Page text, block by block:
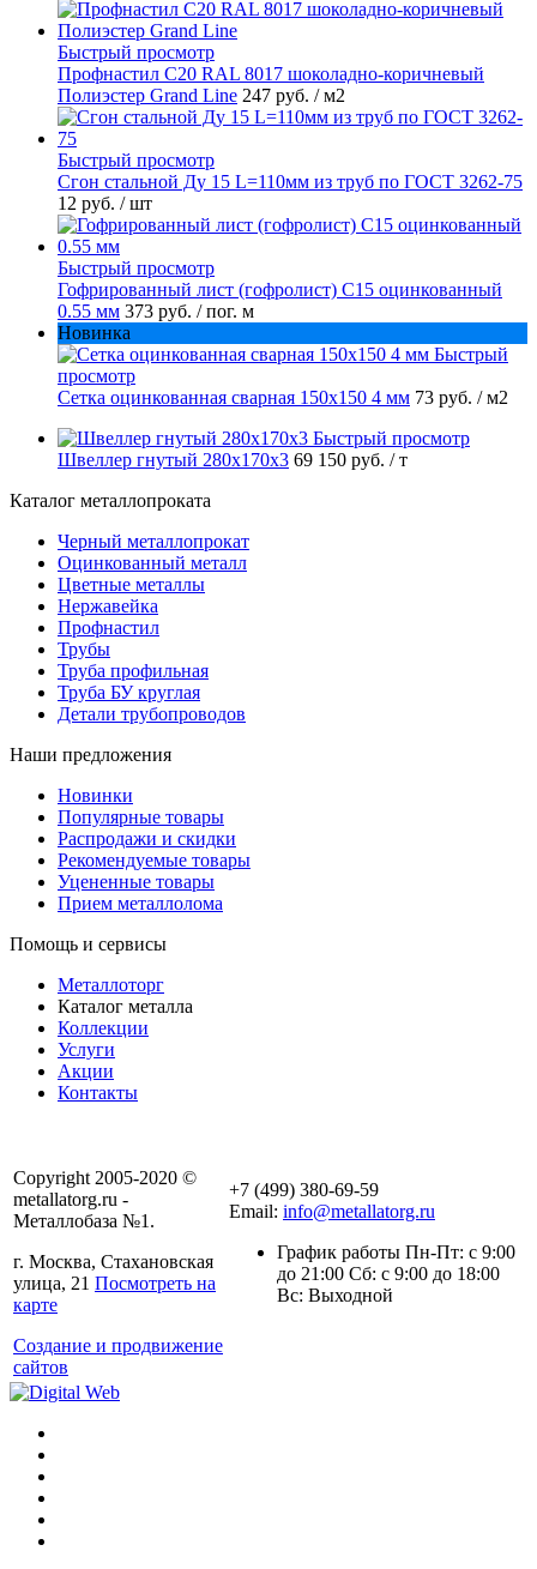
Быстрый просмотр
Профнастил С20 RAL 8017 шоколадно-коричневый
Полиэстер Grand Line 247 руб. / м2
Быстрый просмотр
Сгон стальной Ду 15 L=110мм из труб по ГОСТ 3262-75
12 руб. / шт
Быстрый просмотр
Гофрированный лист (гофролист) С15 оцинкованный
0.55 мм 373 руб. / пог. м
Новинка
Быстрый
просмотр
Сетка оцинкованная сварная 150х150 4 мм 73 руб. / м2
Быстрый просмотр
Швеллер гнутый 280х170х3 69 150 руб. / т
Каталог металлопроката
Черный металлопрокат
Оцинкованный металл
Цветные металлы
Нержавейка
Профнастил
Трубы
Труба профильная
Труба БУ круглая
Детали трубопроводов
Наши предложения
Новинки
Популярные товары
Распродажи и скидки
Рекомендуемые товары
Уцененные товары
Прием металлолома
Помощь и сервисы
Металлоторг
Каталог металла
Коллекции
Услуги
Акции
Контакты
Copyright 2005-2020 ©
metallatorg.ru -
Металлобаза №1.
г. Москва, Стахановская
улица, 21 Посмотреть на
карте
Создание и продвижение
сайтов
+7 (499) 380-69-59
Email: info@metallatorg.ru
График работы Пн-Пт: с 9:00
до 21:00 Сб: с 9:00 до 18:00
Вс: Выходной